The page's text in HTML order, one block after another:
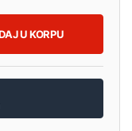
U KORPU